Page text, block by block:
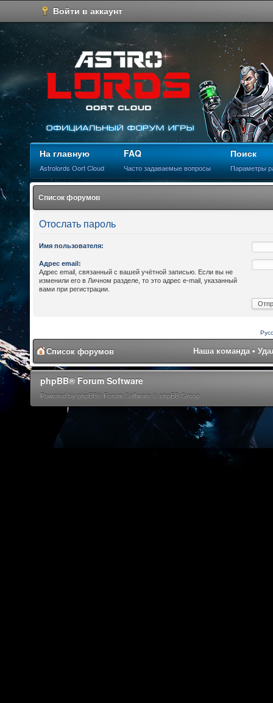
Войти в аккаунт
На главную
Astrolords Oort Cloud
FAQ
Часто задаваемые вопросы
Поиск
Параметры
Список форумов
Отослать пароль
Имя пользователя:
Адрес email:
Адрес email, связанный с вашей учётной записью. Если вы не
изменили его в Личном разделе, то это адрес e-mail, указанный
вами при регистрации.
Список форумов Наша команда•
phpBB® Forum Software
Powered by phpBB® Forum Software © phpBB Group